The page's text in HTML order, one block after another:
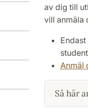
av dig till
vill anmäla
Anmäl
Så här